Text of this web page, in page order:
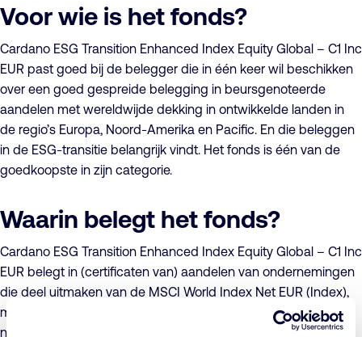
Voor wie is het fonds?
Cardano ESG Transition Enhanced Index Equity Global – C1 Inc
EUR past goed bij de belegger die in één keer wil beschikken
over een goed gespreide belegging in beursgenoteerde
aandelen met wereldwijde dekking in ontwikkelde landen in
de regio’s Europa, Noord-Amerika en Pacific. En die beleggen
in de ESG-transitie belangrijk vindt. Het fonds is één van de
goedkoopste in zijn categorie.
Waarin belegt het fonds?
Cardano ESG Transition Enhanced Index Equity Global – C1 Inc
EUR belegt in (certificaten van) aandelen van ondernemingen
die deel uitmaken van de MSCI World Index Net EUR (Index),
met uitzondering van aandelen van die ondernemingen die
niet voldoen aan het Cardano Duurzaam Beleggingsbeleid.